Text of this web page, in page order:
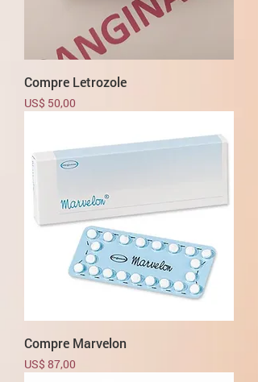
Compre Letrozole
Preço
US$ 50,00
Compre Marvelon
Preço
US$ 87,00